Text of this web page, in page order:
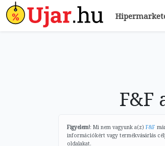
F&F
Figyelem!: Mi nem vagyunk a(z) F&F
információkért vagy termékvásárlás
oldalakat.